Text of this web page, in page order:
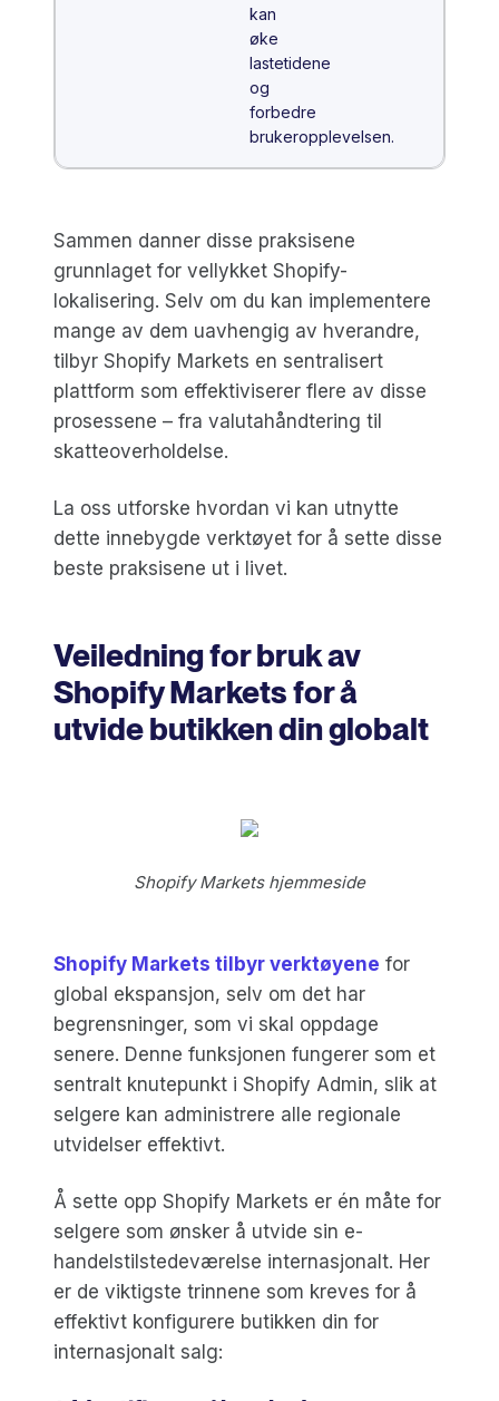
kan
øke
lastetidene
og
forbedre
brukeropplevelsen.
Sammen danner disse praksisene
grunnlaget for vellykket Shopify-
lokalisering. Selv om du kan implementere
mange av dem uavhengig av hverandre,
tilbyr Shopify Markets en sentralisert
plattform som effektiviserer flere av disse
prosessene – fra valutahåndtering til
skatteoverholdelse.
La oss utforske hvordan vi kan utnytte
dette innebygde verktøyet for å sette disse
beste praksisene ut i livet.
Veiledning for bruk av
Shopify Markets for å
utvide butikken din globalt
Shopify Markets hjemmeside
Shopify Markets tilbyr verktøyene for
global ekspansjon, selv om det har
begrensninger, som vi skal oppdage
senere. Denne funksjonen fungerer som et
sentralt knutepunkt i Shopify Admin, slik at
selgere kan administrere alle regionale
utvidelser effektivt.
Å sette opp Shopify Markets er én måte for
selgere som ønsker å utvide sin e-
handelstilstedeværelse internasjonalt. Her
er de viktigste trinnene som kreves for å
effektivt konfigurere butikken din for
internasjonalt salg: